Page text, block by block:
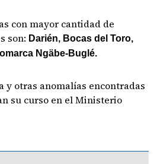
con mayor cantidad de
son: Darién, Bocas del Toro,
Ngäbe-Buglé.
y otras anomalías encontradas
su curso en el Ministerio